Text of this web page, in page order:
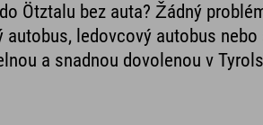
Ötztalu bez auta? Žádný
ledovcový autobus nebo
a snadnou dovolenou v